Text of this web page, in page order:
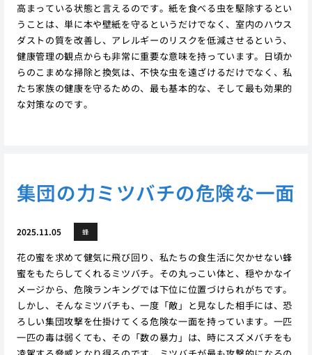
高まっている状態と言えるのです。紙を食べる虫を駆除するとい
うことは、単に本や壁紙を守るというだけでなく、室内のハウス
ダストの質を改善し、アレルギーのリスクを低減させるという、
健康管理の観点からも非常に重要な意味を持っています。日頃か
らのこまめな掃除と換気は、不快な虫を遠ざけるだけでなく、私
たち家族の健康を守るための、最も基本的な、そして最も効果的
な対策なのです。
集団の力ミツバチの危険な一面
2025.11.05 蜂
花の蜜を求めて健気に飛び回り、私たちの食生活に欠かせない蜂
蜜をもたらしてくれるミツバチ。その丸っこい体と、穏やかなイ
メージから、危険ランキングでは下位に位置づけられがちです。
しかし、そんなミツバチも、一度「敵」と見なした相手には、恐
ろしい集団攻撃を仕掛けてくる危険な一面を持っています。一匹
一匹の毒は弱くても、その「数の暴力」は、時にスズメバチをも